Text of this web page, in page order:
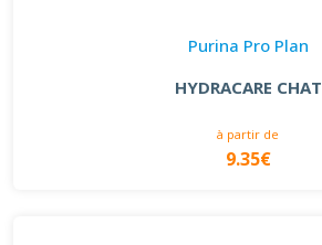
Purina Pro Plan
HYDRACARE CHAT
à partir de
9.35€